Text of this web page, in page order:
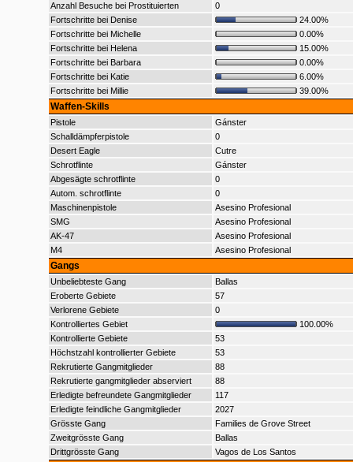
Anzahl Besuche bei Prostituierten
0
Fortschritte bei Denise
24.00%
Fortschritte bei Michelle
0.00%
Fortschritte bei Helena
15.00%
Fortschritte bei Barbara
0.00%
Fortschritte bei Katie
6.00%
Fortschritte bei Millie
39.00%
Waffen-Skills
Pistole
Gánster
Schalldämpferpistole
0
Desert Eagle
Cutre
Schrotflinte
Gánster
Abgesägte schrotflinte
0
Autom. schrotflinte
0
Maschinenpistole
Asesino Profesional
SMG
Asesino Profesional
AK-47
Asesino Profesional
M4
Asesino Profesional
Gangs
Unbeliebteste Gang
Ballas
Eroberte Gebiete
57
Verlorene Gebiete
0
Kontrolliertes Gebiet
100.00%
Kontrollierte Gebiete
53
Höchstzahl kontrollierter Gebiete
53
Rekrutierte Gangmitglieder
88
Rekrutierte gangmitglieder abserviert
88
Erledigte befreundete Gangmitglieder
117
Erledigte feindliche Gangmitglieder
2027
Grösste Gang
Families de Grove Street
Zweitgrösste Gang
Ballas
Drittgrösste Gang
Vagos de Los Santos